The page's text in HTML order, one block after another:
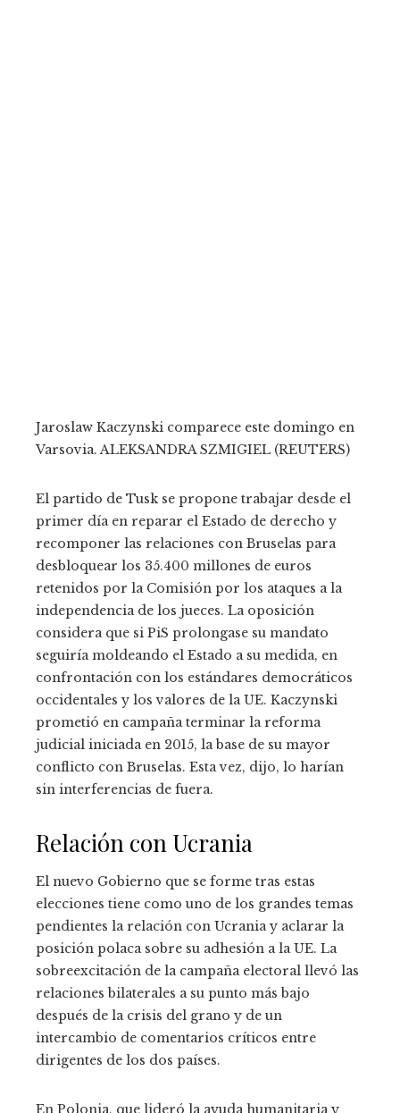
Jaroslaw Kaczynski comparece este domingo en
Varsovia. ALEKSANDRA SZMIGIEL (REUTERS)
El partido de Tusk se propone trabajar desde el
primer día en reparar el Estado de derecho y
recomponer las relaciones con Bruselas para
desbloquear los 35.400 millones de euros
retenidos por la Comisión por los ataques a la
independencia de los jueces. La oposición
considera que si PiS prolongase su mandato
seguiría moldeando el Estado a su medida, en
confrontación con los estándares democráticos
occidentales y los valores de la UE. Kaczynski
prometió en campaña terminar la reforma
judicial iniciada en 2015, la base de su mayor
conflicto con Bruselas. Esta vez, dijo, lo harían
sin interferencias de fuera.
Relación con Ucrania
El nuevo Gobierno que se forme tras estas
elecciones tiene como uno de los grandes temas
pendientes la relación con Ucrania y aclarar la
posición polaca sobre su adhesión a la UE. La
sobreexcitación de la campaña electoral llevó las
relaciones bilaterales a su punto más bajo
después de la crisis del grano y de un
intercambio de comentarios críticos entre
dirigentes de los dos países.
En Polonia, que lideró la ayuda humanitaria y